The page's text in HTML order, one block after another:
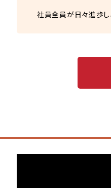
社員全員が日々進歩し